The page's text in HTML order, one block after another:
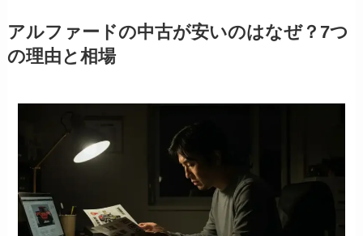
アルファードの中古が安いのはなぜ？7つ
の理由と相場